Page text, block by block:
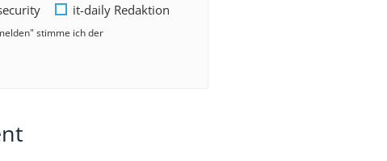
it-daily Redaktion
stimme ich der